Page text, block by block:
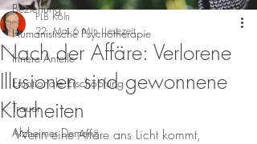
Beziehung
Humanistische Psychotherapie
Innere Anteile
Emotionale Erschöpfung
Trauer
Alzheimer Demenz
Nach der Affäre: Verlorene
Illusionen sind gewonnene
Klarheiten
PLB Köln
22. Mai 6 Min. Lesezeit
Wenn eine Affäre ans Licht kommt,